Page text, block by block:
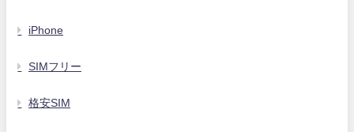
iPhone
SIMフリー
格安SIM